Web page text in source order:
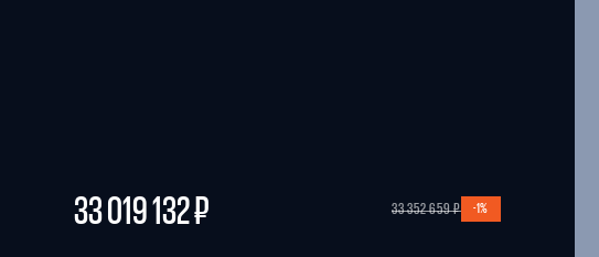
33 019 132 ₽ 33 352 659 ₽ -1%